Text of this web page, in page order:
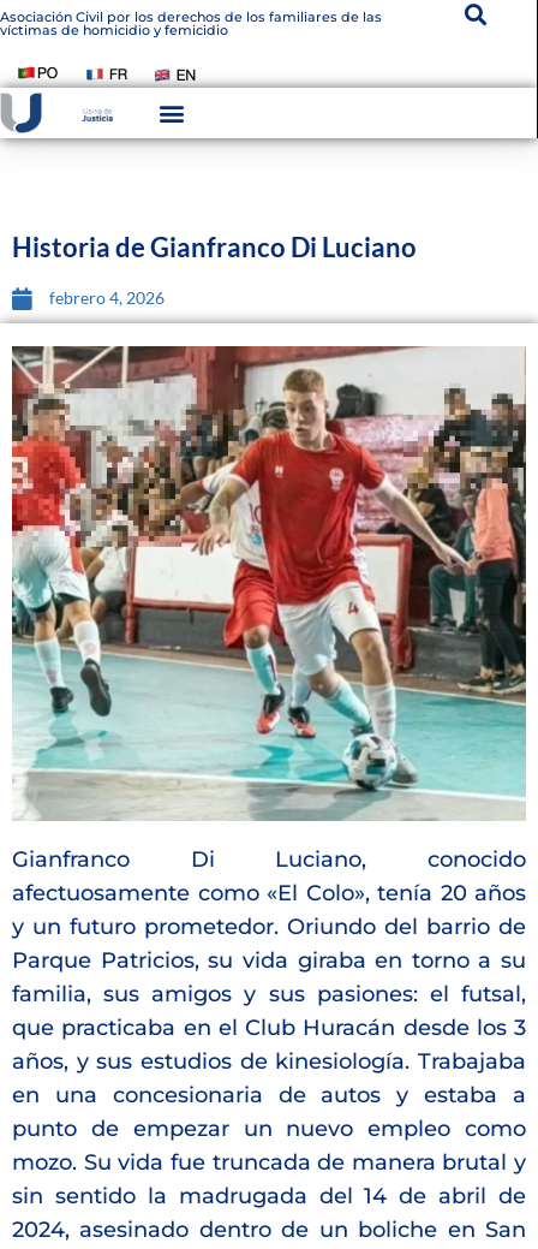
Asociación Civil por los derechos de los familiares de las
víctimas de homicidio y femicidio
Historia de Gianfranco Di Luciano
febrero 4, 2026
Gianfranco Di Luciano, conocido
afectuosamente como «El Colo», tenía 20 años
y un futuro prometedor. Oriundo del barrio de
Parque Patricios, su vida giraba en torno a su
familia, sus amigos y sus pasiones: el futsal,
que practicaba en el Club Huracán desde los 3
años, y sus estudios de kinesiología. Trabajaba
en una concesionaria de autos y estaba a
punto de empezar un nuevo empleo como
mozo. Su vida fue truncada de manera brutal y
sin sentido la madrugada del 14 de abril de
2024, asesinado dentro de un boliche en San